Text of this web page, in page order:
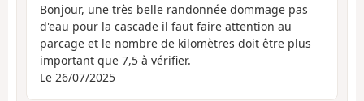
Bonjour, une très belle randonnée dommage pas
d'eau pour la cascade il faut faire attention au
parcage et le nombre de kilomètres doit être plus
important que 7,5 à vérifier.
Le 26/07/2025